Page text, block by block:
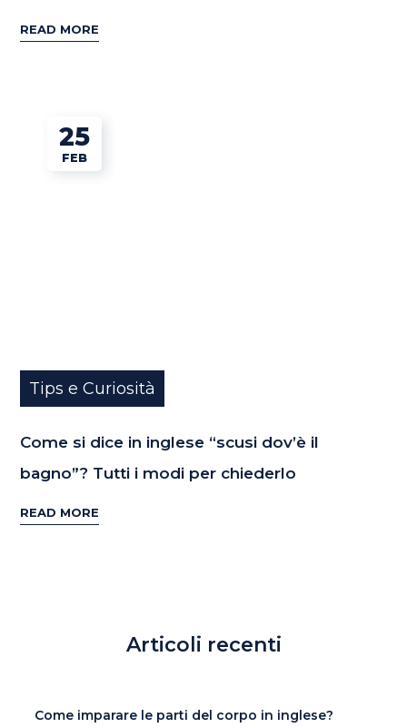
READ MORE
25
FEB
Tips e Curiosità
Come si dice in inglese “scusi dov’è il
bagno”? Tutti i modi per chiederlo
READ MORE
Articoli recenti
Come imparare le parti del corpo in inglese?